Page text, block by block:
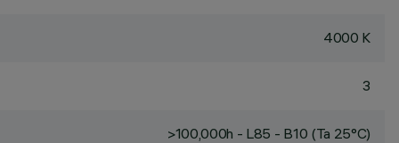
4000 K
3
>100,000h - L85 - B10 (Ta 25°C)